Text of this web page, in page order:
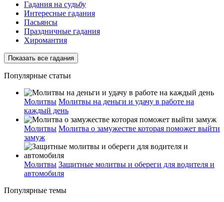
Гадания на судьбу
Интересные гадания
Пасьянсы
Праздничные гадания
Хиромантия
Показать все гадания
Популярные статьи
Молитвы Молитвы на деньги и удачу в работе на
каждый день
Молитвы Молитва о замужестве которая поможет выйти
замуж
Молитвы Защитные молитвы и обереги для водителя и
автомобиля
Популярные темы